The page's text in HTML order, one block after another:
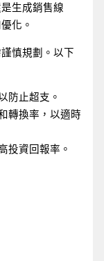
生成銷售線
化。
慎規劃。以下
防止超支。
轉換率，以適時
投資回報率。